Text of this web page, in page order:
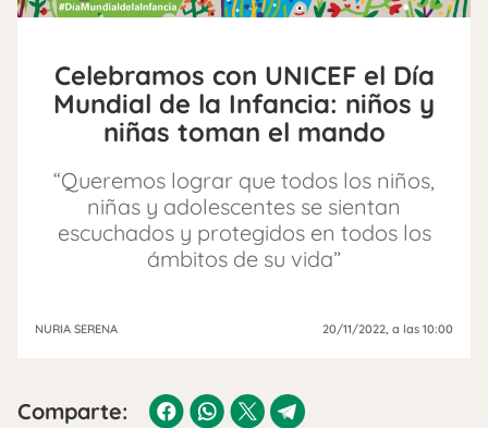
Celebramos con UNICEF el Día
Mundial de la Infancia: niños y
niñas toman el mando
“Queremos lograr que todos los niños,
niñas y adolescentes se sientan
escuchados y protegidos en todos los
ámbitos de su vida”
NURIA SERENA 20/11/2022, a las 10:00
Comparte: